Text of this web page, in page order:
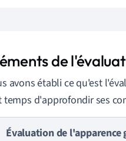
de
avons établi ce qu'est
temps d'approfondir ses
Évaluation de